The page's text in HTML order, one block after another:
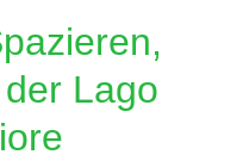
Lago